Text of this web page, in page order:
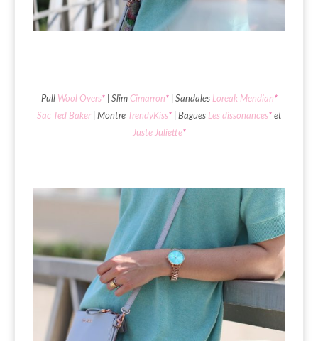
Pull Wool Overs*| Slim Cimarron*| Sandales Loreak Mendian*
Sac Ted Baker| Montre TrendyKiss*| Bagues Les dissonances*et
Juste Juliette*